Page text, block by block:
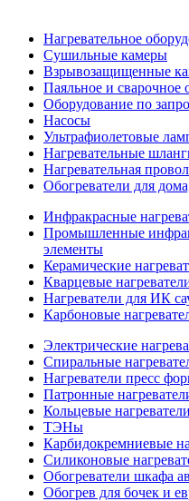
Нагревательное
Сушильные камеры
Взрывозащищенные
Паяльное и сварочное
Оборудование по
Насосы
Ультрафиолетовые
Нагревательные
Нагревательная
Обогреватели для
Инфракрасные
Промышленные
элементы
Керамические
Кварцевые
Нагреватели для ИК
Карбоновые
Электрические
Спиральные
Нагреватели пресс
Патронные
Кольцевые нагреватели
ТЭНы
Карбидокремниевые
Силиконовые
Обогреватели шкафа
Обогрев для бочек и